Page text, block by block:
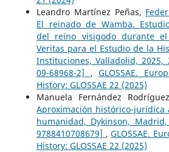
Leandro Martínez Peñas,
El reinado de Wamba.
del reino visigodo durante el
Veritas para el Estudio de la
Instituciones, Valladolid, 2025,
09-68968-2] ,GLOSSAE.
History: GLOSSAE 22 (2025)
Manuela Fernández
Aproximación histórico-jurídica
humanidad, Dykinson,
9788410708679] ,GLOSSAE.
History: GLOSSAE 22 (2025)